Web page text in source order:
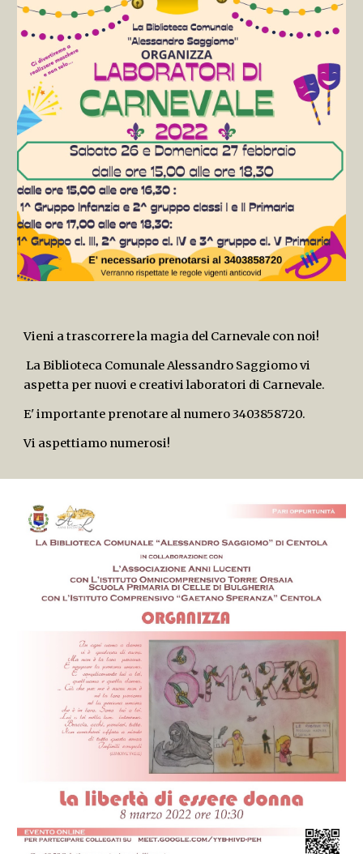
Vieni a trascorrere la magia del Carnevale con noi!
La Biblioteca Comunale Alessandro Saggiomo vi
aspetta per nuovi e creativi laboratori di Carnevale.
E' importante prenotare al numero 3403858720.
Vi aspettiamo numerosi!